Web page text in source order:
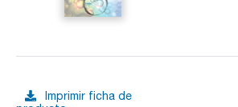
Imprimir ficha de